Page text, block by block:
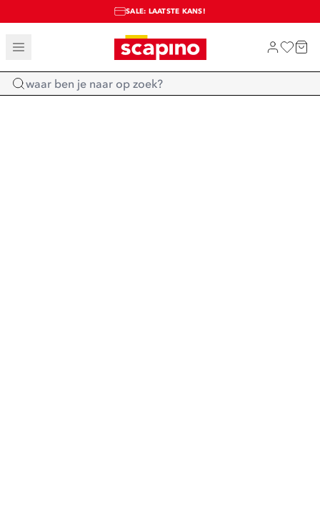
TOT 70% KORTING OP SALE
SALE: LAATSTE KANS!
SHOP NIEUW
Home